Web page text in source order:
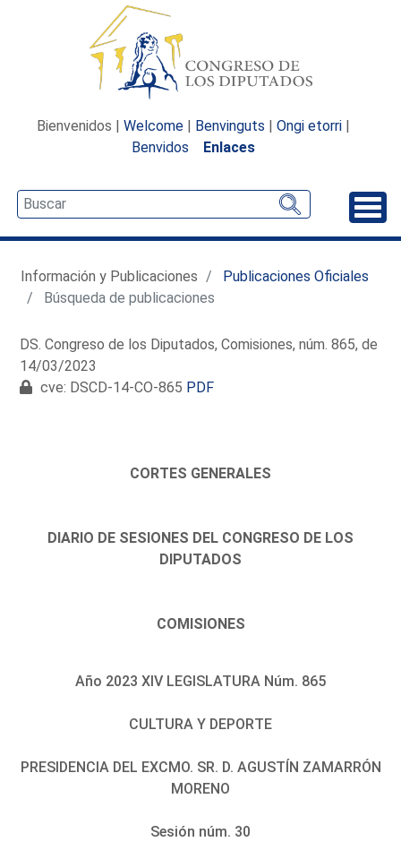
Bienvenidos | Welcome | Benvinguts | Ongi etorri |
Benvidos
Enlaces
Información y Publicaciones
Publicaciones Oficiales
Búsqueda de publicaciones
DS. Congreso de los Diputados, Comisiones, núm. 865, de
14/03/2023
cve: DSCD-14-CO-865 PDF
CORTES GENERALES
DIARIO DE SESIONES DEL CONGRESO DE LOS
DIPUTADOS
COMISIONES
Año 2023 XIV LEGISLATURA Núm. 865
CULTURA Y DEPORTE
PRESIDENCIA DEL EXCMO. SR. D. AGUSTÍN ZAMARRÓN
MORENO
Sesión núm. 30